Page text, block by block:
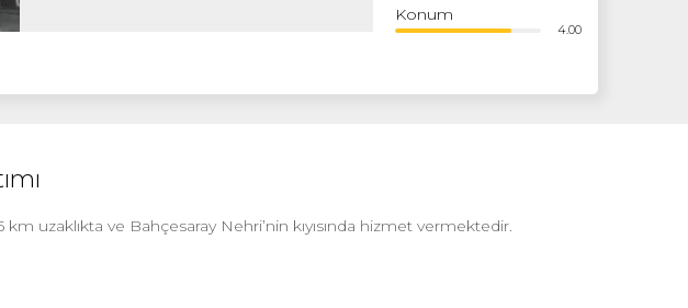
Konum
4.00
km uzaklıkta ve Bahçesaray Nehri’nin kıyısında hizmet vermektedir.